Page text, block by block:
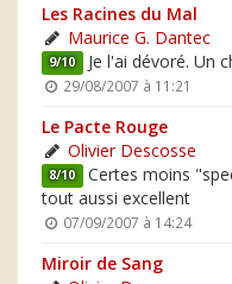
Les Racines du Mal
Maurice G. Dantec
9/10 Je l'ai dévoré. Un
29/08/2007 à 11:21
Le Pacte Rouge
Olivier Descosse
8/10 Certes moins
tout aussi excellent
07/09/2007 à 14:24
Miroir de Sang